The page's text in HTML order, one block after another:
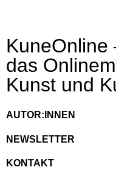
KuneOnline
das
Kunst und
AUTOR:INNEN
NEWSLETTER
KONTAKT